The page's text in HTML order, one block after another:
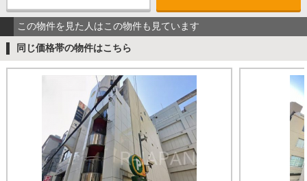
この物件を見た人はこの物件も見ています
同じ価格帯の物件はこちら